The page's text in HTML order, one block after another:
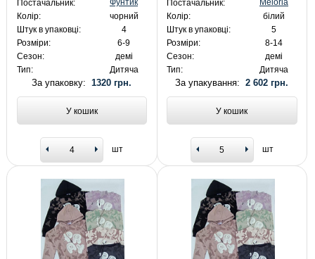
Постачальник:
Фунтик
Колір:
чорний
Штук в упаковці:
4
Розміри:
6-9
Сезон:
демі
Тип:
Дитяча
За упаковку:1320 грн.
У кошик
шт
Постачальник:
Meloria
Колір:
білий
Штук в упаковці:
5
Розміри:
8-14
Сезон:
демі
Тип:
Дитяча
За упакування:2 602 грн.
У кошик
шт